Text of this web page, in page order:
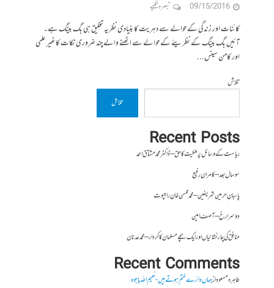
09/15/2016 تبصرہ لکھیے
کائنات اور زندگی کے حوالے سے دہریت کا بنیادی نظریہ تخلیق ہی بگ بینگ ہے۔
آئیں بگ بینگ کے نظریئے کے حوالے سے اٹھنے والے چند ضروری نکات کا غیر علمی
اور کامن سینس...
تلاش
تلاش
Recent Posts
ریاست کے وسائل پر ملکیت کا حق – ڈاکٹر محمد مشتاق احمد
سو سال بعد – کامران رفیع
پاسبانِ حرمین شریفین – محمد محسن خان راجپوت
دوسرا رخ – آصف امین
منافق کی چار نشانیاں اور ایک سچے مسلمان کا کردار – محمد عدنان
Recent Comments
طاہرہ مسعودازجہاں دائرے ختم ہوتے ہیں- نعیم اللہ باجوہ